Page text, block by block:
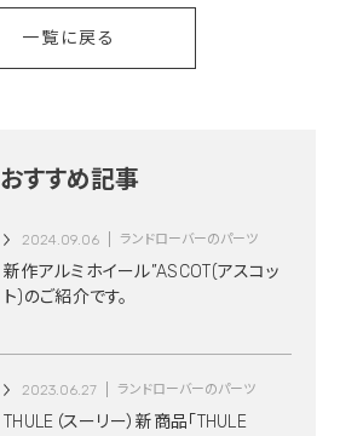
一覧に戻る
おすすめ記事
2024.09.06 ランドローバーのパーツ
新作アルミホイール”ASCOT(アスコッ
ト)のご紹介です。
2023.06.27 ランドローバーのパーツ
THULE（スーリー）新商品「THULE